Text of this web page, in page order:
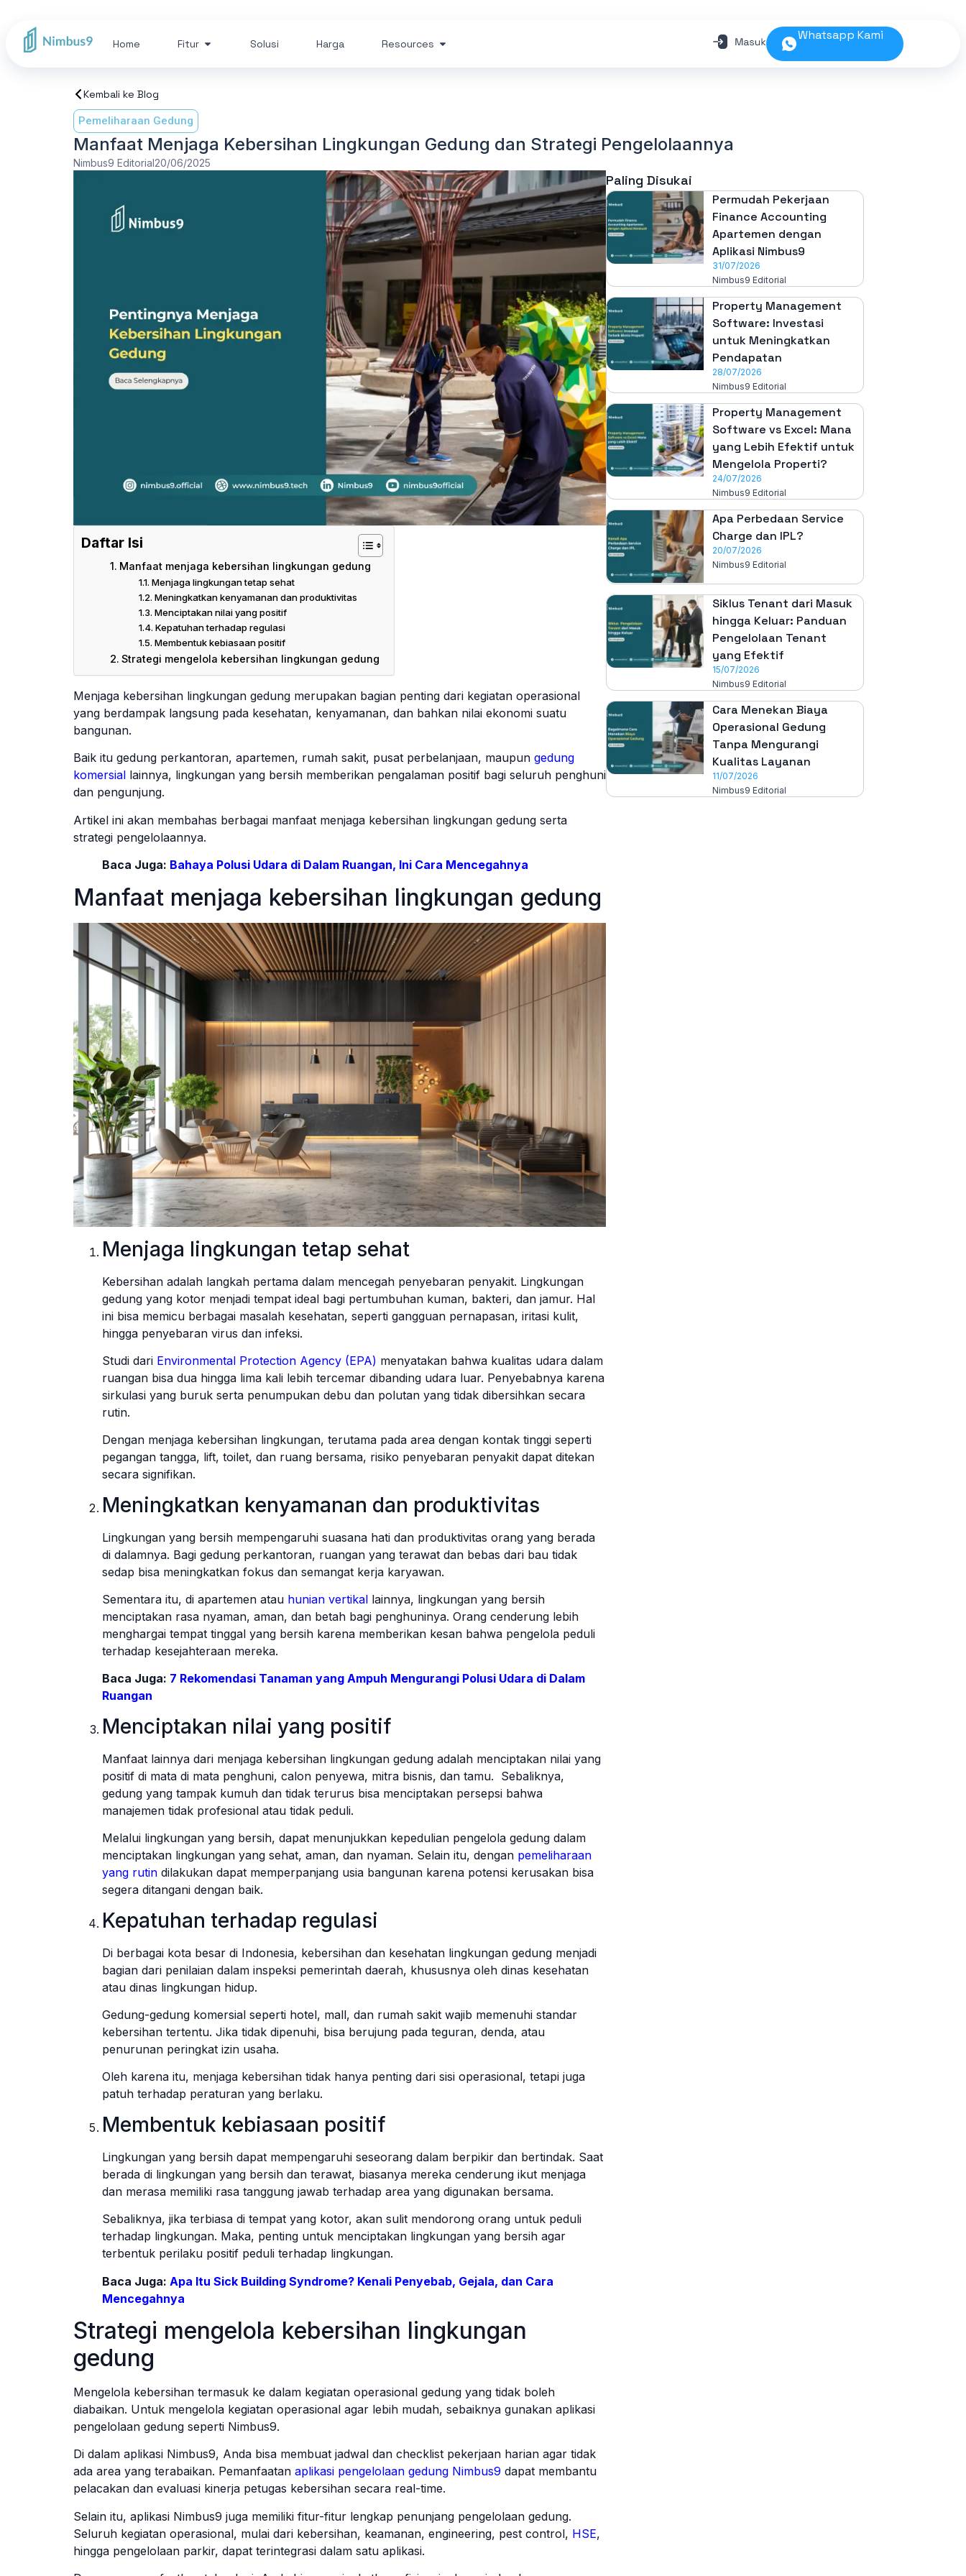
Home Fitur Solusi Harga Resources
Whatsapp Kami
Kembali ke Blog
Pemeliharaan Gedung
Manfaat Menjaga Kebersihan Lingkungan Gedung dan Strategi Pengelolaannya
Nimbus9 Editorial20/06/2025
Daftar Isi
Manfaat menjaga kebersihan lingkungan gedung
Menjaga lingkungan tetap sehat
Meningkatkan kenyamanan dan produktivitas
Menciptakan nilai yang positif
Kepatuhan terhadap regulasi
Membentuk kebiasaan positif
Strategi mengelola kebersihan lingkungan gedung
Menjaga kebersihan lingkungan gedung merupakan bagian penting dari kegiatan operasional
yang berdampak langsung pada kesehatan, kenyamanan, dan bahkan nilai ekonomi suatu
bangunan.
Baik itu gedung perkantoran, apartemen, rumah sakit, pusat perbelanjaan, maupun gedung
komersial lainnya, lingkungan yang bersih memberikan pengalaman positif bagi seluruh penghuni
dan pengunjung.
Artikel ini akan membahas berbagai manfaat menjaga kebersihan lingkungan gedung serta
strategi pengelolaannya.
Baca Juga: Bahaya Polusi Udara di Dalam Ruangan, Ini Cara Mencegahnya
Manfaat menjaga kebersihan lingkungan gedung
Menjaga lingkungan tetap sehat
Kebersihan adalah langkah pertama dalam mencegah penyebaran penyakit. Lingkungan
gedung yang kotor menjadi tempat ideal bagi pertumbuhan kuman, bakteri, dan jamur. Hal
ini bisa memicu berbagai masalah kesehatan, seperti gangguan pernapasan, iritasi kulit,
hingga penyebaran virus dan infeksi.
Studi dari Environmental Protection Agency (EPA) menyatakan bahwa kualitas udara dalam
ruangan bisa dua hingga lima kali lebih tercemar dibanding udara luar. Penyebabnya karena
sirkulasi yang buruk serta penumpukan debu dan polutan yang tidak dibersihkan secara
rutin.
Dengan menjaga kebersihan lingkungan, terutama pada area dengan kontak tinggi seperti
pegangan tangga, lift, toilet, dan ruang bersama, risiko penyebaran penyakit dapat ditekan
secara signifikan.
Meningkatkan kenyamanan dan produktivitas
Lingkungan yang bersih mempengaruhi suasana hati dan produktivitas orang yang berada
di dalamnya. Bagi gedung perkantoran, ruangan yang terawat dan bebas dari bau tidak
sedap bisa meningkatkan fokus dan semangat kerja karyawan.
Sementara itu, di apartemen atau hunian vertikal lainnya, lingkungan yang bersih
menciptakan rasa nyaman, aman, dan betah bagi penghuninya. Orang cenderung lebih
menghargai tempat tinggal yang bersih karena memberikan kesan bahwa pengelola peduli
terhadap kesejahteraan mereka.
Baca Juga: 7 Rekomendasi Tanaman yang Ampuh Mengurangi Polusi Udara di Dalam
Ruangan
Menciptakan nilai yang positif
Manfaat lainnya dari menjaga kebersihan lingkungan gedung adalah menciptakan nilai yang
positif di mata di mata penghuni, calon penyewa, mitra bisnis, dan tamu. Sebaliknya,
gedung yang tampak kumuh dan tidak terurus bisa menciptakan persepsi bahwa
manajemen tidak profesional atau tidak peduli.
Melalui lingkungan yang bersih, dapat menunjukkan kepedulian pengelola gedung dalam
menciptakan lingkungan yang sehat, aman, dan nyaman. Selain itu, dengan pemeliharaan
yang rutin dilakukan dapat memperpanjang usia bangunan karena potensi kerusakan bisa
segera ditangani dengan baik.
Kepatuhan terhadap regulasi
Di berbagai kota besar di Indonesia, kebersihan dan kesehatan lingkungan gedung menjadi
bagian dari penilaian dalam inspeksi pemerintah daerah, khususnya oleh dinas kesehatan
atau dinas lingkungan hidup.
Gedung-gedung komersial seperti hotel, mall, dan rumah sakit wajib memenuhi standar
kebersihan tertentu. Jika tidak dipenuhi, bisa berujung pada teguran, denda, atau
penurunan peringkat izin usaha.
Oleh karena itu, menjaga kebersihan tidak hanya penting dari sisi operasional, tetapi juga
patuh terhadap peraturan yang berlaku.
Membentuk kebiasaan positif
Lingkungan yang bersih dapat mempengaruhi seseorang dalam berpikir dan bertindak. Saat
berada di lingkungan yang bersih dan terawat, biasanya mereka cenderung ikut menjaga
dan merasa memiliki rasa tanggung jawab terhadap area yang digunakan bersama.
Sebaliknya, jika terbiasa di tempat yang kotor, akan sulit mendorong orang untuk peduli
terhadap lingkungan. Maka, penting untuk menciptakan lingkungan yang bersih agar
terbentuk perilaku positif peduli terhadap lingkungan.
Baca Juga: Apa Itu Sick Building Syndrome? Kenali Penyebab, Gejala, dan Cara
Mencegahnya
Strategi mengelola kebersihan lingkungan
gedung
Mengelola kebersihan termasuk ke dalam kegiatan operasional gedung yang tidak boleh
diabaikan. Untuk mengelola kegiatan operasional agar lebih mudah, sebaiknya gunakan aplikasi
pengelolaan gedung seperti Nimbus9.
Di dalam aplikasi Nimbus9, Anda bisa membuat jadwal dan checklist pekerjaan harian agar tidak
ada area yang terabaikan. Pemanfaatan aplikasi pengelolaan gedung Nimbus9 dapat membantu
pelacakan dan evaluasi kinerja petugas kebersihan secara real-time.
Selain itu, aplikasi Nimbus9 juga memiliki fitur-fitur lengkap penunjang pengelolaan gedung.
Seluruh kegiatan operasional, mulai dari kebersihan, keamanan, engineering, pest control, HSE,
hingga pengelolaan parkir, dapat terintegrasi dalam satu aplikasi.
Paling Disukai
Permudah Pekerjaan
Finance Accounting
Apartemen dengan
Aplikasi Nimbus9
31/07/2026
Nimbus9 Editorial
Property Management
Software: Investasi
untuk Meningkatkan
Pendapatan
28/07/2026
Nimbus9 Editorial
Property Management
Software vs Excel: Mana
yang Lebih Efektif untuk
Mengelola Properti?
24/07/2026
Nimbus9 Editorial
Apa Perbedaan Service
Charge dan IPL?
20/07/2026
Nimbus9 Editorial
Siklus Tenant dari Masuk
hingga Keluar: Panduan
Pengelolaan Tenant
yang Efektif
15/07/2026
Nimbus9 Editorial
Cara Menekan Biaya
Operasional Gedung
Tanpa Mengurangi
Kualitas Layanan
11/07/2026
Nimbus9 Editorial